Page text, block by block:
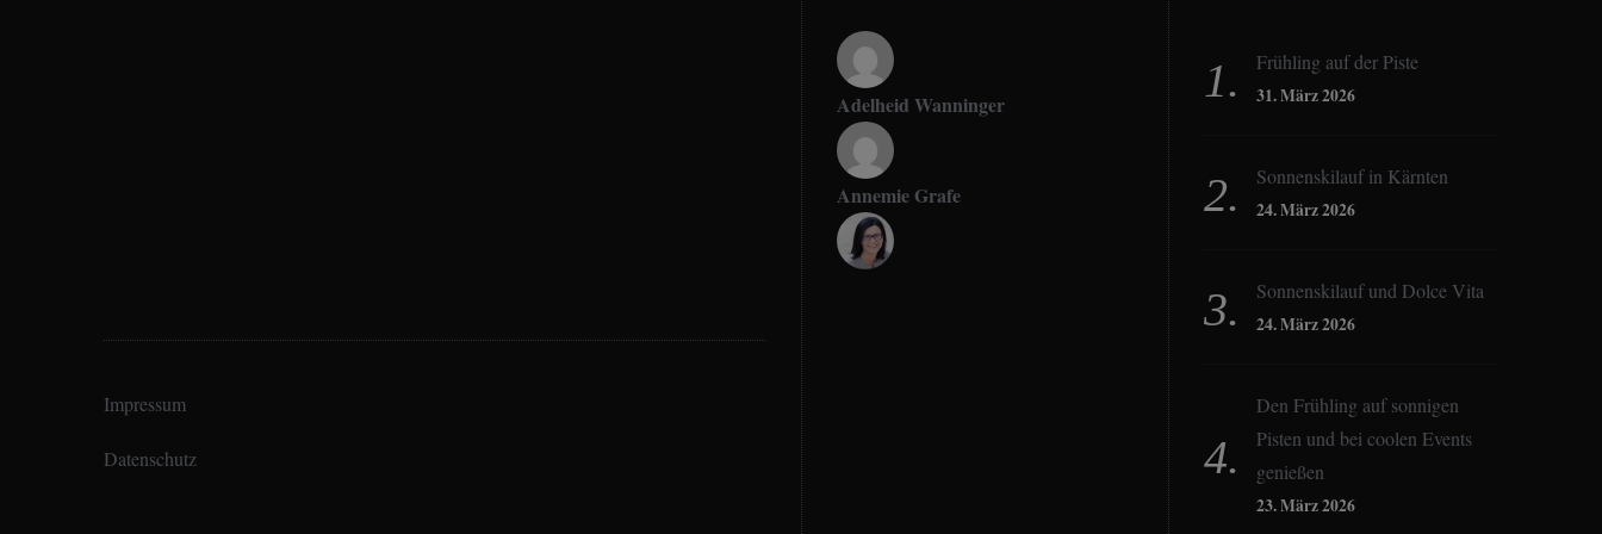
Impressum
Datenschutz
Adelheid Wanninger
Annemie Grafe
Frühling auf der Piste
31. März 2026
Sonnenskilauf in Kärnten
24. März 2026
Sonnenskilauf und Dolce Vita
24. März 2026
Den Frühling auf sonnigen
Pisten und bei coolen Events
genießen
23. März 2026